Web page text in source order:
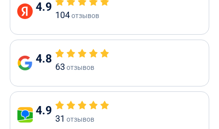
4.9
104отзывов
4.8
63 отзывов
4.9
31 отзывов